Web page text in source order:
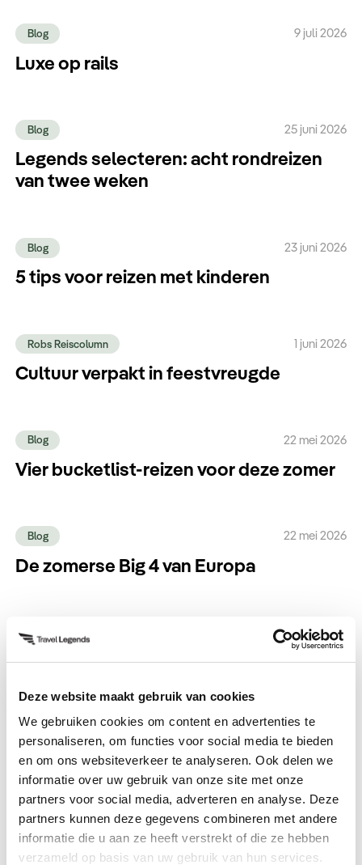
Deze website maakt gebruik van cookies
We gebruiken cookies om content en advertenties te
personaliseren, om functies voor social media te bieden
en om ons websiteverkeer te analyseren. Ook delen we
informatie over uw gebruik van onze site met onze
partners voor social media, adverteren en analyse. Deze
partners kunnen deze gegevens combineren met andere
informatie die u aan ze heeft verstrekt of die ze hebben
verzameld op basis van uw gebruik van hun services.
Blog 9 juli 2026
Luxe op rails
Blog 25 juni 2026
Legends selecteren: acht rondreizen
van twee weken
Blog 23 juni 2026
5 tips voor reizen met kinderen
Robs Reiscolumn 1 juni 2026
Cultuur verpakt in feestvreugde
Blog 22 mei 2026
Vier bucketlist-reizen voor deze zomer
Blog 22 mei 2026
De zomerse Big 4 van Europa
Robs Reiscolumn 1 mei 2026
Schotland op z'n puurst
Blog 30 april 2026
Vijf keer Azië, vijf keer legendarisch
Reisverhaal 23 april 2026
Colombia door de ogen van Fleur